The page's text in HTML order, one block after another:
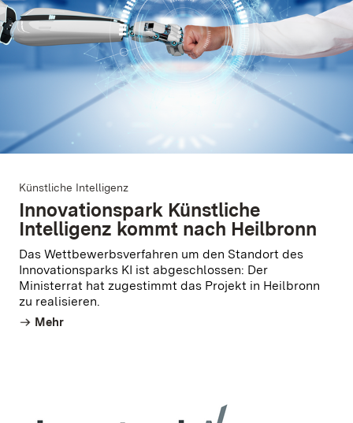
Künstliche Intelligenz
Innovationspark Künstliche
Intelligenz kommt nach Heilbronn
Das Wettbewerbsverfahren um den Standort des
Innovationsparks KI ist abgeschlossen: Der
Ministerrat hat zugestimmt das Projekt in Heilbronn
zu realisieren.
Mehr